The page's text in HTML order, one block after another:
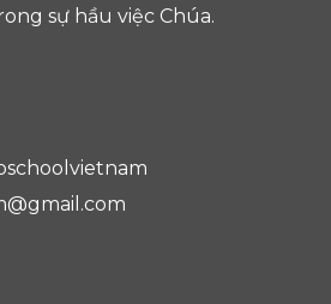
sự hầu việc Chúa.